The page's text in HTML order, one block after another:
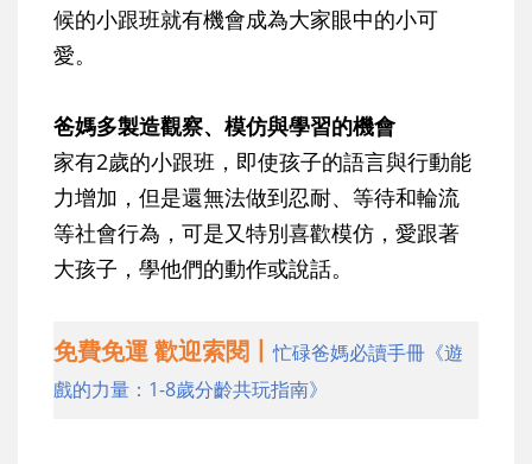
候的小跟班就有機會成為大家眼中的小可
愛。
爸媽多製造觀察、模仿與學習的機會
家有2歲的小跟班，即使孩子的語言與行動能
力增加，但是還無法做到忍耐、等待和輪流
等社會行為，可是又特別喜歡模仿，愛跟著
大孩子，學他們的動作或說話。
免費免運 歡迎索閱丨忙碌爸媽必讀手冊《遊
戲的力量：1-8歲分齡共玩指南》